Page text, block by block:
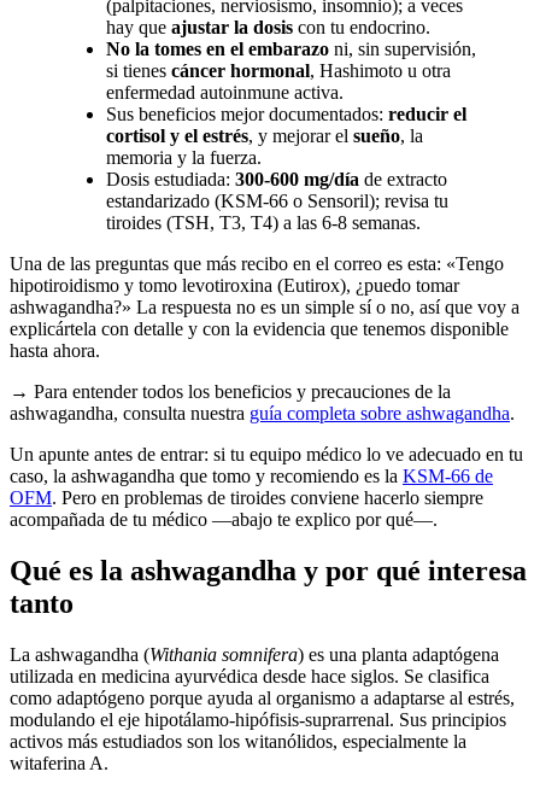
(palpitaciones, nerviosismo, insomnio); a veces
hay que ajustar la dosis con tu endocrino.
No la tomes en el embarazo ni, sin supervisión,
si tienes cáncer hormonal, Hashimoto u otra
enfermedad autoinmune activa.
Sus beneficios mejor documentados: reducir el
cortisol y el estrés, y mejorar el sueño, la
memoria y la fuerza.
Dosis estudiada: 300-600 mg/día de extracto
estandarizado (KSM-66 o Sensoril); revisa tu
tiroides (TSH, T3, T4) a las 6-8 semanas.
Una de las preguntas que más recibo en el correo es esta: «Tengo
hipotiroidismo y tomo levotiroxina (Eutirox), ¿puedo tomar
ashwagandha?» La respuesta no es un simple sí o no, así que voy a
explicártela con detalle y con la evidencia que tenemos disponible
hasta ahora.
→ Para entender todos los beneficios y precauciones de la
ashwagandha, consulta nuestra guía completa sobre ashwagandha.
Un apunte antes de entrar: si tu equipo médico lo ve adecuado en tu
caso, la ashwagandha que tomo y recomiendo es la KSM-66 de
OFM. Pero en problemas de tiroides conviene hacerlo siempre
acompañada de tu médico —abajo te explico por qué—.
Qué es la ashwagandha y por qué interesa
tanto
La ashwagandha (Withania somnifera) es una planta adaptógena
utilizada en medicina ayurvédica desde hace siglos. Se clasifica
como adaptógeno porque ayuda al organismo a adaptarse al estrés,
modulando el eje hipotálamo-hipófisis-suprarrenal. Sus principios
activos más estudiados son los witanólidos, especialmente la
witaferina A.